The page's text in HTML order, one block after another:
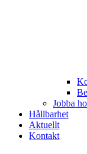
Jobba
Hållbarhet
Aktuellt
Kontakt